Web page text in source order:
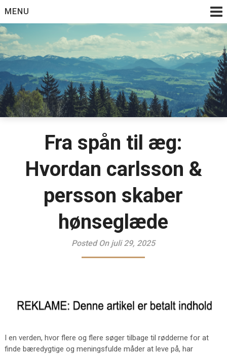
to
content
MENU
Fra spån til æg:
Hvordan carlsson &
persson skaber
hønseglæde
Posted On juli 29, 2025
I en verden, hvor flere og flere søger tilbage til rødderne for at
finde bæredygtige og meningsfulde måder at leve på, har